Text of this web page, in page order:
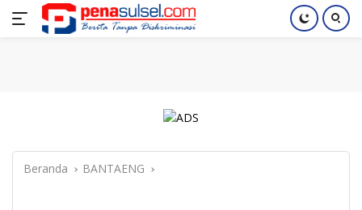
Langsung
Home Nasional Pendidikan Index
Beranda BANTAENG